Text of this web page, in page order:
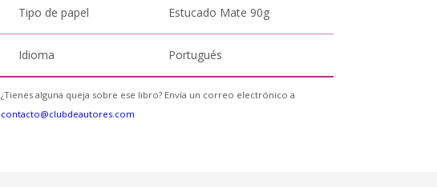
Tipo de papel Estucado Mate 90g
Idioma Portugués
¿Tienes alguna queja sobre ese libro? Envía un correo electrónico a
contacto@clubdeautores.com